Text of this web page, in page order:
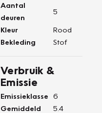
Aantal
deuren
5
Kleur
Rood
Bekleding
Stof
Verbruik &
Emissie
Emissieklasse
6
Gemiddeld
5.4